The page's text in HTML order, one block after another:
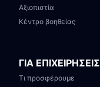
Αξιοπιστία
Κέντρο βοηθείας
ΓΙΑ ΕΠΙΧΕΙΡΗΣΕΙΣ
Τι προσφέρουμε